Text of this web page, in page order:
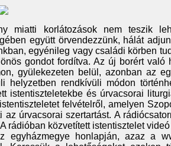
miatti korlátozások nem teszik
együtt örvendezzünk, hálát
egyénileg vagy családi körben
gondot fordítva. Az új borért
gyülekezeten belül, azonban az
helyzetben rendkívüli módon
istentiszteletekbe és úrvacsorai
felvételről, amelyen
az úrvacsorai szertartást. A
rádióban közvetített istentisztelet
egyházmegye honlapján, azaz a